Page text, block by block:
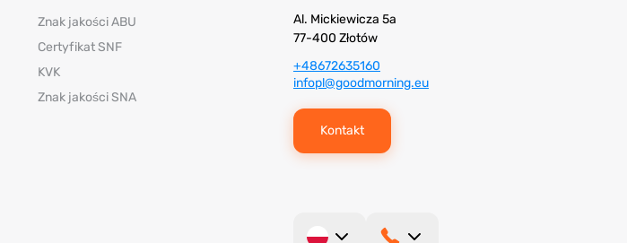
Znak jakości ABU
Certyfikat SNF
KVK
Znak jakości SNA
Al. Mickiewicza 5a
77-400 Złotów
+48672635160
infopl@goodmorning.eu
Kontakt